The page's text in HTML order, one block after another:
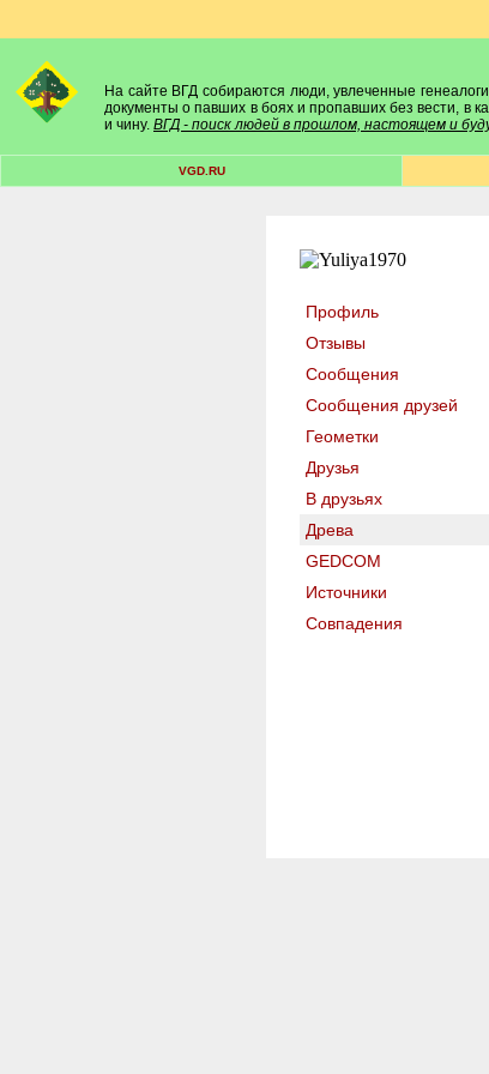
На сайте ВГД собираются люди, увлеченные
документы о павших в боях и пропавших без вести, в
и чину. ВГД - поиск людей в прошлом, настоящем и
VGD.RU
Профиль
Отзывы
Сообщения
Сообщения друзей
Геометки
Друзья
В друзьях
Древа
GEDCOM
Источники
Совпадения